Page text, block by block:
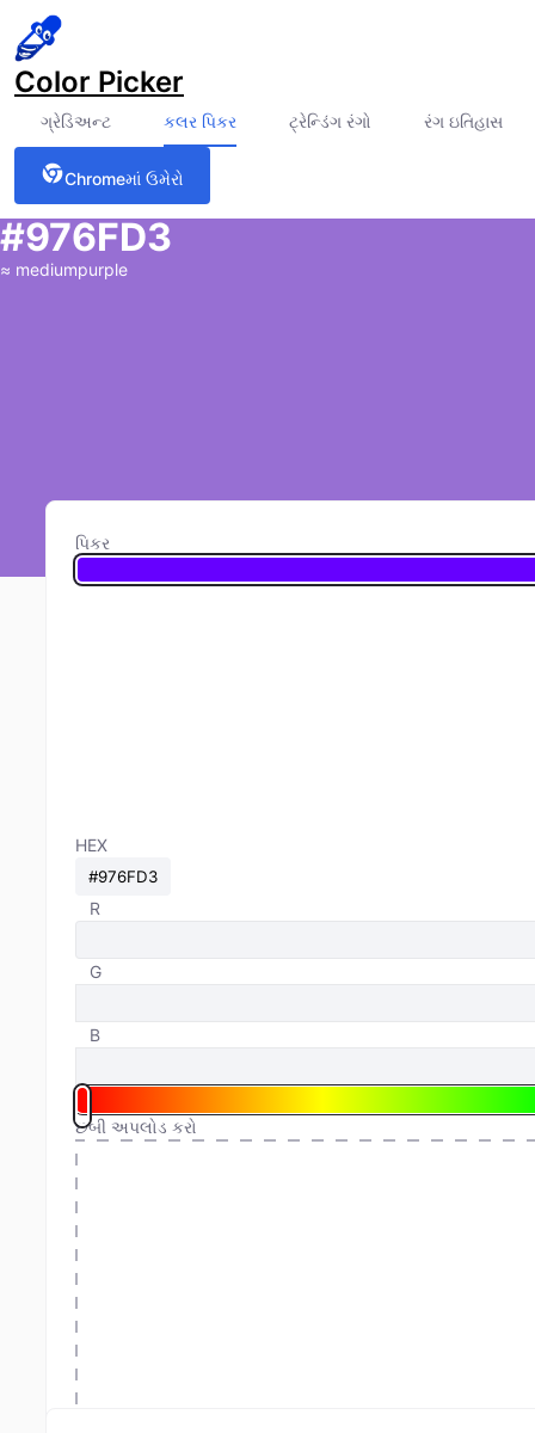
Color Picker
ગ્રેડિઅન્ટ કલર પિકર ટ્રેન્ડિંગ રંગો રંગ ઇતિહાસ
Chromeમાં ઉમેરો
#976FD3
≈ mediumpurple
પિકર
HEX
R
G
B
છબી અપલોડ કરો